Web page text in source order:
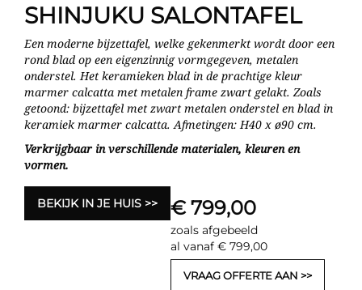
SHINJUKU SALONTAFEL
Een moderne bijzettafel, welke gekenmerkt wordt door een
rond blad op een eigenzinnig vormgegeven, metalen
onderstel. Het keramieken blad in de prachtige kleur
marmer calcatta met metalen frame zwart gelakt. Zoals
getoond: bijzettafel met zwart metalen onderstel en blad in
keramiek marmer calcatta. Afmetingen: H40 x ø90 cm.
Verkrijgbaar in verschillende materialen, kleuren en
vormen.
BEKIJK IN JE HUIS € 799,00
zoals afgebeeld
al vanaf € 799,00
VRAAG OFFERTE AAN